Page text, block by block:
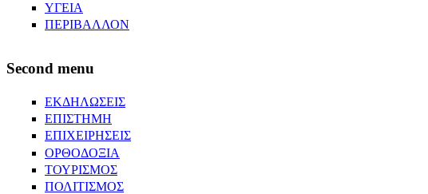
ΥΓΕΙΑ
ΠΕΡΙΒΑΛΛΟΝ
Second menu
ΕΚΔΗΛΩΣΕΙΣ
ΕΠΙΣΤΗΜΗ
ΕΠΙΧΕΙΡΗΣΕΙΣ
ΟΡΘΟΔΟΞΙΑ
ΤΟΥΡΙΣΜΟΣ
ΠΟΛΙΤΙΣΜΟΣ